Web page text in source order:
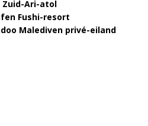
Zuid-Ari-atol
Fushi-resort
Malediven privé-eiland